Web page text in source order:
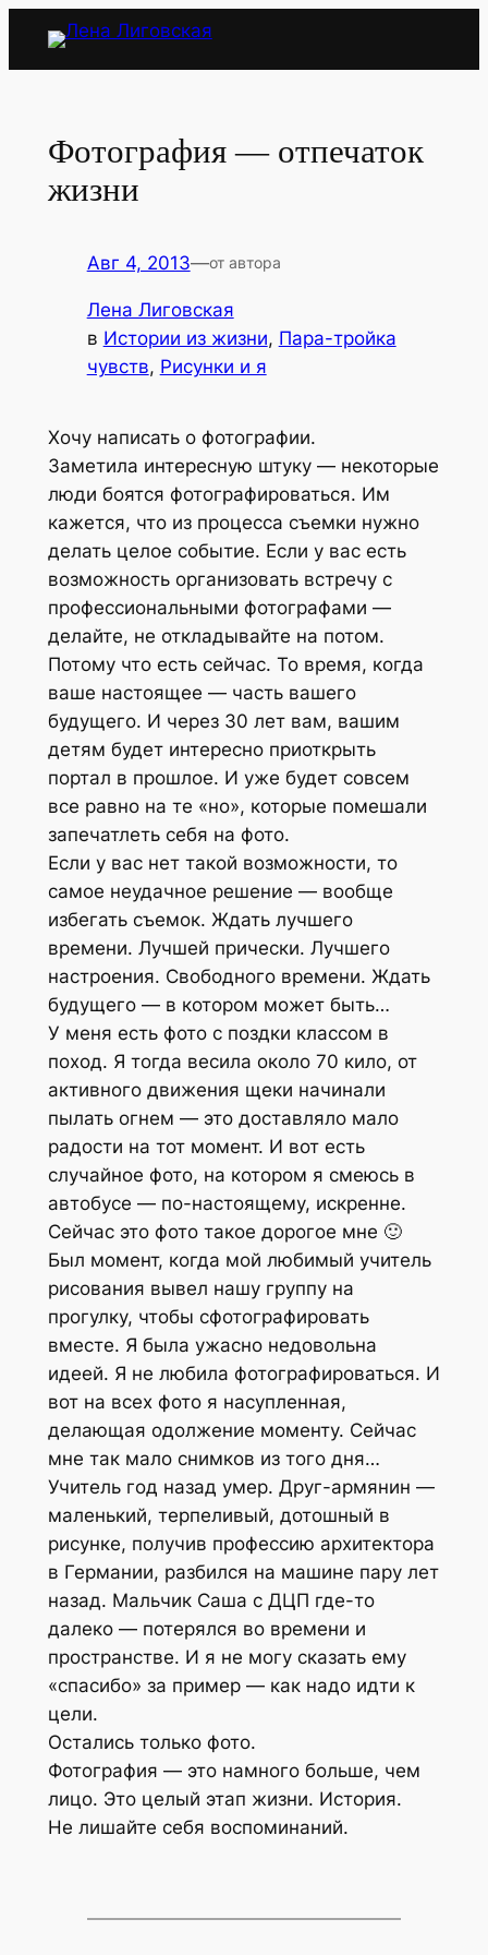
Перейти
Фотография — отпечаток
жизни
Авг 4, 2013—от автора
Лена Лиговская
в Истории из жизни, Пара-тройка
чувств, Рисунки и я
Хочу написать о фотографии.
Заметила интересную штуку — некоторые
люди боятся фотографироваться. Им
кажется, что из процесса съемки нужно
делать целое событие. Если у вас есть
возможность организовать встречу с
профессиональными фотографами —
делайте, не откладывайте на потом.
Потому что есть сейчас. То время, когда
ваше настоящее — часть вашего
будущего. И через 30 лет вам, вашим
детям будет интересно приоткрыть
портал в прошлое. И уже будет совсем
все равно на те «но», которые помешали
запечатлеть себя на фото.
Если у вас нет такой возможности, то
самое неудачное решение — вообще
избегать съемок. Ждать лучшего
времени. Лучшей прически. Лучшего
настроения. Свободного времени. Ждать
будущего — в котором может быть…
У меня есть фото с поздки классом в
поход. Я тогда весила около 70 кило, от
активного движения щеки начинали
пылать огнем — это доставляло мало
радости на тот момент. И вот есть
случайное фото, на котором я смеюсь в
автобусе — по-настоящему, искренне.
Сейчас это фото такое дорогое мне 🙂
Был момент, когда мой любимый учитель
рисования вывел нашу группу на
прогулку, чтобы сфотографировать
вместе. Я была ужасно недовольна
идеей. Я не любила фотографироваться. И
вот на всех фото я насупленная,
делающая одолжение моменту. Сейчас
мне так мало снимков из того дня…
Учитель год назад умер. Друг-армянин —
маленький, терпеливый, дотошный в
рисунке, получив профессию архитектора
в Германии, разбился на машине пару лет
назад. Мальчик Саша с ДЦП где-то
далеко — потерялся во времени и
пространстве. И я не могу сказать ему
«спасибо» за пример — как надо идти к
цели.
Остались только фото.
Фотография — это намного больше, чем
лицо. Это целый этап жизни. История.
Не лишайте себя воспоминаний.